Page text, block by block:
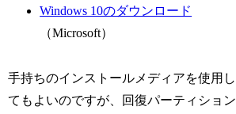
Windows 10のダウンロード
（Microsoft）
手持ちのインストールメディアを使用し
てもよいのですが、回復パーティション